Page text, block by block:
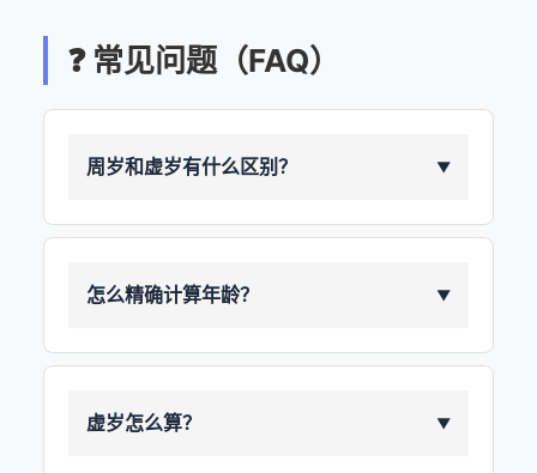
❓ 常见问题（FAQ）
周岁和虚岁有什么区别？ ▼
怎么精确计算年龄？ ▼
虚岁怎么算？ ▼